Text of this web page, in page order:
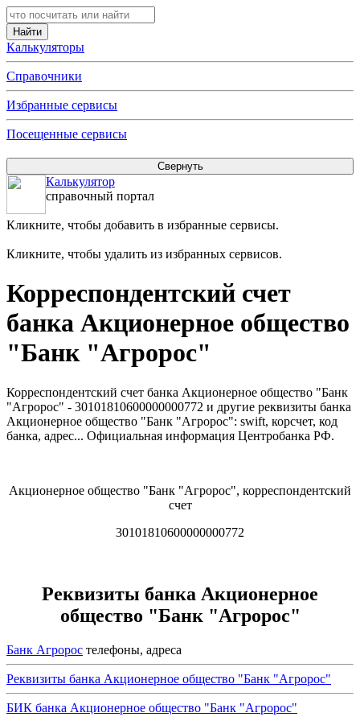
Калькуляторы
Справочники
Избранные сервисы
Посещенные сервисы
Калькулятор
справочный портал
Кликните, чтобы добавить в избранные сервисы.
Кликните, чтобы удалить из избранных сервисов.
Корреспондентский счет
банка Акционерное общество
"Банк "Агророс"
Корреспондентский счет банка Акционерное общество "Банк
"Агророс" - 30101810600000000772 и другие реквизиты банка
Акционерное общество "Банк "Агророс": swift, корсчет, код
банка, адрес... Официальная информация Центробанка РФ.
Акционерное общество "Банк "Агророс", корреспондентский
счет
30101810600000000772
Реквизиты банка Акционерное
общество "Банк "Агророс"
Банк Агророс телефоны, адреса
Реквизиты банка Акционерное общество "Банк "Агророс"
БИК банка Акционерное общество "Банк "Агророс"